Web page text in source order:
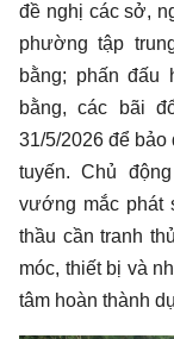
đề nghị các sở,
phường tập
bằng; phấn đấu
bằng, các bãi
31/5/2026 để bảo
tuyến. Chủ
vướng mắc phát
thầu cần tranh
móc, thiết bị và
tâm hoàn thành